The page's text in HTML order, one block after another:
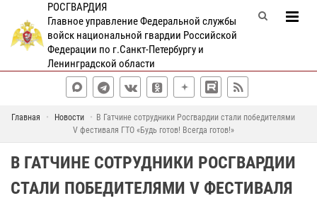
РОСГВАРДИЯ
Главное управление Федеральной службы
войск национальной гвардии Российской
Федерации по г.Санкт-Петербургу и
Ленинградской области
Главная Новости
В Гатчине сотрудники Росгвардии стали победителями
V фестиваля ГТО «Будь готов! Всегда готов!»
В ГАТЧИНЕ СОТРУДНИКИ РОСГВАРДИИ
СТАЛИ ПОБЕДИТЕЛЯМИ V ФЕСТИВАЛЯ